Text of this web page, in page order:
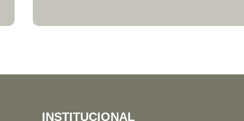
INSTITUCIONAL